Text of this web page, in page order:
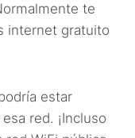
te
internet gratuito
estar
red. ¡Incluso